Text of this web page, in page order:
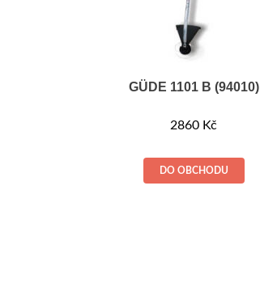
GÜDE 1101 B (94010)
2860 Kč
DO OBCHODU